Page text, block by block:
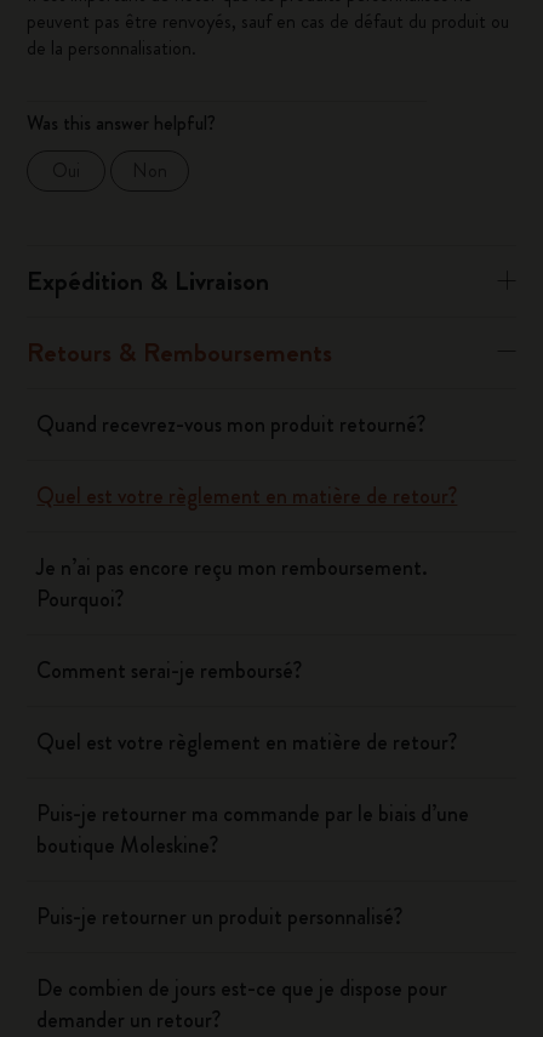
peuvent pas être renvoyés, sauf en cas de défaut du produit ou
de la personnalisation.
Was this answer helpful?
Expédition & Livraison
Retours & Remboursements
Quand recevrez-vous mon produit retourné?
Quel est votre règlement en matière de retour?
Je n’ai pas encore reçu mon remboursement.
Pourquoi?
Comment serai-je remboursé?
Quel est votre règlement en matière de retour?
Puis-je retourner ma commande par le biais d’une
boutique Moleskine?
Puis-je retourner un produit personnalisé?
De combien de jours est-ce que je dispose pour
demander un retour?